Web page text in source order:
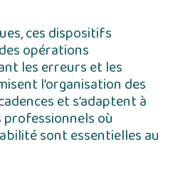
ces dispositifs
opérations
les erreurs et les
l’organisation des
et s’adaptent à
où
sont essentielles au